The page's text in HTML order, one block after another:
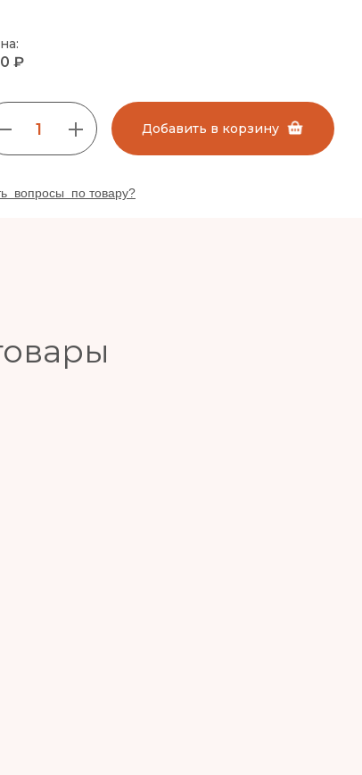
₽
1 Добавить в корзину
вопросы по товару?